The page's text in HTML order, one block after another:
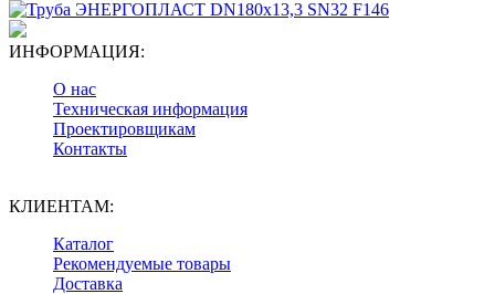
ИНФОРМАЦИЯ:
О нас
Техническая информация
Проектировщикам
Контакты
КЛИЕНТАМ:
Каталог
Рекомендуемые товары
Доставка